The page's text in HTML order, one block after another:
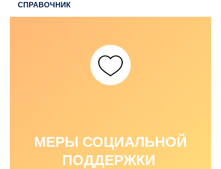
СПРАВОЧНИК
МЕРЫ СОЦИАЛЬНОЙ
ПОДДЕРЖКИ